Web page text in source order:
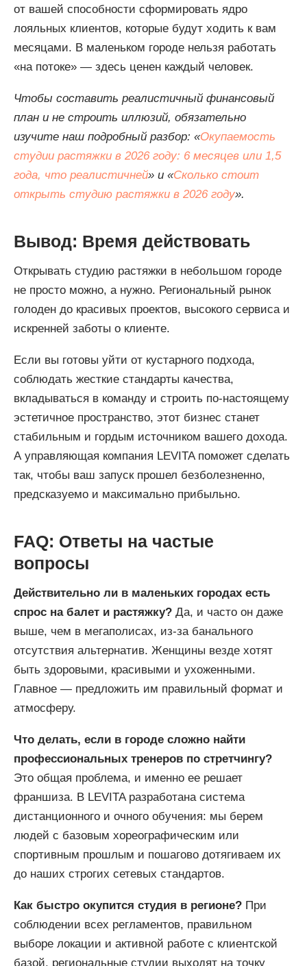
от вашей способности сформировать ядро
лояльных клиентов, которые будут ходить к вам
месяцами. В маленьком городе нельзя работать
«на потоке» — здесь ценен каждый человек.
Чтобы составить реалистичный финансовый
план и не строить иллюзий, обязательно
изучите наш подробный разбор: «Окупаемость
студии растяжки в 2026 году: 6 месяцев или 1,5
года, что реалистичней» и «Сколько стоит
открыть студию растяжки в 2026 году».
Вывод: Время действовать
Открывать студию растяжки в небольшом городе
не просто можно, а нужно. Региональный рынок
голоден до красивых проектов, высокого сервиса и
искренней заботы о клиенте.
Если вы готовы уйти от кустарного подхода,
соблюдать жесткие стандарты качества,
вкладываться в команду и строить по-настоящему
эстетичное пространство, этот бизнес станет
стабильным и гордым источником вашего дохода.
А управляющая компания LEVITA поможет сделать
так, чтобы ваш запуск прошел безболезненно,
предсказуемо и максимально прибыльно.
FAQ: Ответы на частые
вопросы
Действительно ли в маленьких городах есть
спрос на балет и растяжку? Да, и часто он даже
выше, чем в мегаполисах, из-за банального
отсутствия альтернатив. Женщины везде хотят
быть здоровыми, красивыми и ухоженными.
Главное — предложить им правильный формат и
атмосферу.
Что делать, если в городе сложно найти
профессиональных тренеров по стретчингу?
Это общая проблема, и именно ее решает
франшиза. В LEVITA разработана система
дистанционного и очного обучения: мы берем
людей с базовым хореографическим или
спортивным прошлым и пошагово дотягиваем их
до наших строгих сетевых стандартов.
Как быстро окупится студия в регионе? При
соблюдении всех регламентов, правильном
выборе локации и активной работе с клиентской
базой, региональные студии выходят на точку